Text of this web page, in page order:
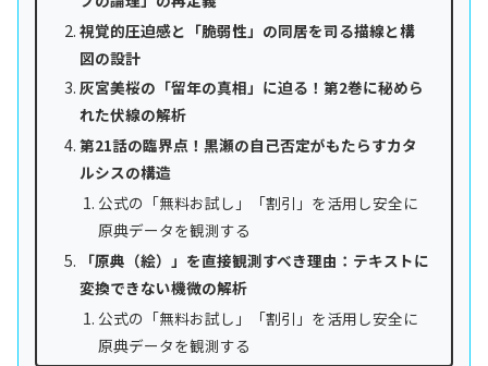
視覚的圧迫感と「脆弱性」の同居を司る描線と構
図の設計
灰宮美桜の「留年の真相」に迫る！第2巻に秘めら
れた伏線の解析
第21話の臨界点！黒瀬の自己否定がもたらすカタ
ルシスの構造
公式の「無料お試し」「割引」を活用し安全に
原典データを観測する
「原典（絵）」を直接観測すべき理由：テキストに
変換できない機微の解析
公式の「無料お試し」「割引」を活用し安全に
原典データを観測する